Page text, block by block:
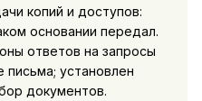
копий и доступов:
основании передал.
ответов на запросы
установлен
документов.